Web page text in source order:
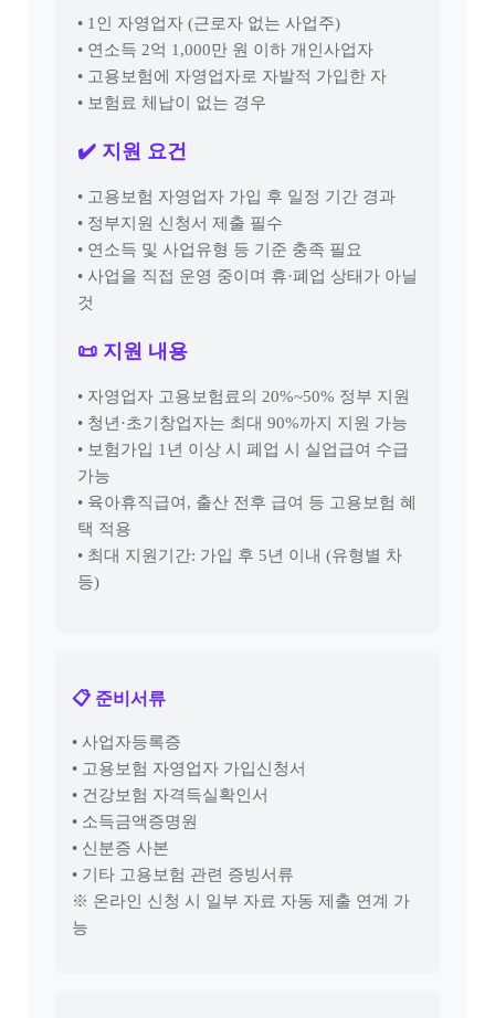
• 1인 자영업자 (근로자 없는 사업주)
• 연소득 2억 1,000만 원 이하 개인사업자
• 고용보험에 자영업자로 자발적 가입한 자
• 보험료 체납이 없는 경우
✔️ 지원 요건
• 고용보험 자영업자 가입 후 일정 기간 경과
• 정부지원 신청서 제출 필수
• 연소득 및 사업유형 등 기준 충족 필요
• 사업을 직접 운영 중이며 휴·폐업 상태가 아닐
것
📜 지원 내용
• 자영업자 고용보험료의 20%~50% 정부 지원
• 청년·초기창업자는 최대 90%까지 지원 가능
• 보험가입 1년 이상 시 폐업 시 실업급여 수급
가능
• 육아휴직급여, 출산 전후 급여 등 고용보험 혜
택 적용
• 최대 지원기간: 가입 후 5년 이내 (유형별 차
등)
📋 준비서류
• 사업자등록증
• 고용보험 자영업자 가입신청서
• 건강보험 자격득실확인서
• 소득금액증명원
• 신분증 사본
• 기타 고용보험 관련 증빙서류
※ 온라인 신청 시 일부 자료 자동 제출 연계 가
능